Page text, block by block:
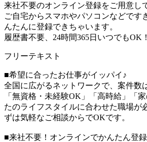
来社不要のオンライン登録をご用意し
ご自宅からスマホやパソコンなどです
んたんに登録できちゃいます。
履歴書不要、24時間365日いつでもOK！
フリーテキスト
■希望に合ったお仕事がイッパイ♪
全国に広がるネットワークで、案件数
「無資格・未経験OK」「高時給」「
たのライフスタイルに合わせた職場が
ずは気軽なご相談からでOKです。
■来社不要！オンラインでかんたん登録